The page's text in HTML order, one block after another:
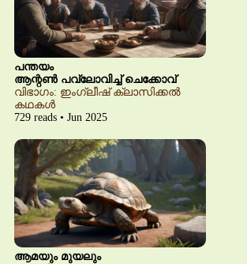
പന്തയം
ആന്റൺ പവ്‌ലോവിച്ച് ചെക്കോവ്
വിഭാഗം: ഇംഗ്ലീഷ് ക്ലാസിക്കൽ
കഥകൾ
729 reads • Jun 2025
ആമയും മുയലും